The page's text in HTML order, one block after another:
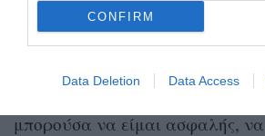
CONFIRM
Data Deletion Data Access
αυτός επέλεξε να με ρωτήσει
παρακολουθώ τόσο πολύ πορνό,
είχε κάνει κανείς πριν» και
μπορούσα να είμαι ασφαλής,